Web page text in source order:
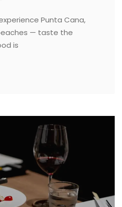
Punta Cana,
— taste the
is